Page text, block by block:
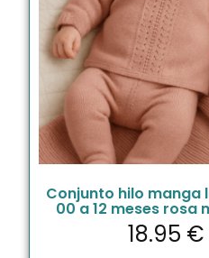
Conjunto hilo manga
00 a 12 meses rosa
18.95 €